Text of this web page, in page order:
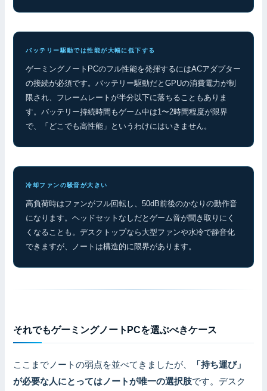
バッテリー駆動では性能が大幅に低下する
ゲーミングノートPCのフル性能を発揮するにはACアダプター
の接続が必須です。バッテリー駆動だとGPUの消費電力が制
限され、フレームレートが半分以下に落ちることもありま
す。バッテリー持続時間もゲーム中は1〜2時間程度が限界
で、「どこでも高性能」というわけにはいきません。
冷却ファンの騒音が大きい
高負荷時はファンがフル回転し、50dB前後のかなりの動作音
になります。ヘッドセットなしだとゲーム音が聞き取りにく
くなることも。デスクトップなら大型ファンや水冷で静音化
できますが、ノートは構造的に限界があります。
それでもゲーミングノートPCを選ぶべきケース
ここまでノートの弱点を並べてきましたが、
「持ち運び」
が必要な人にとってはノートが唯一の選択肢です。デスク